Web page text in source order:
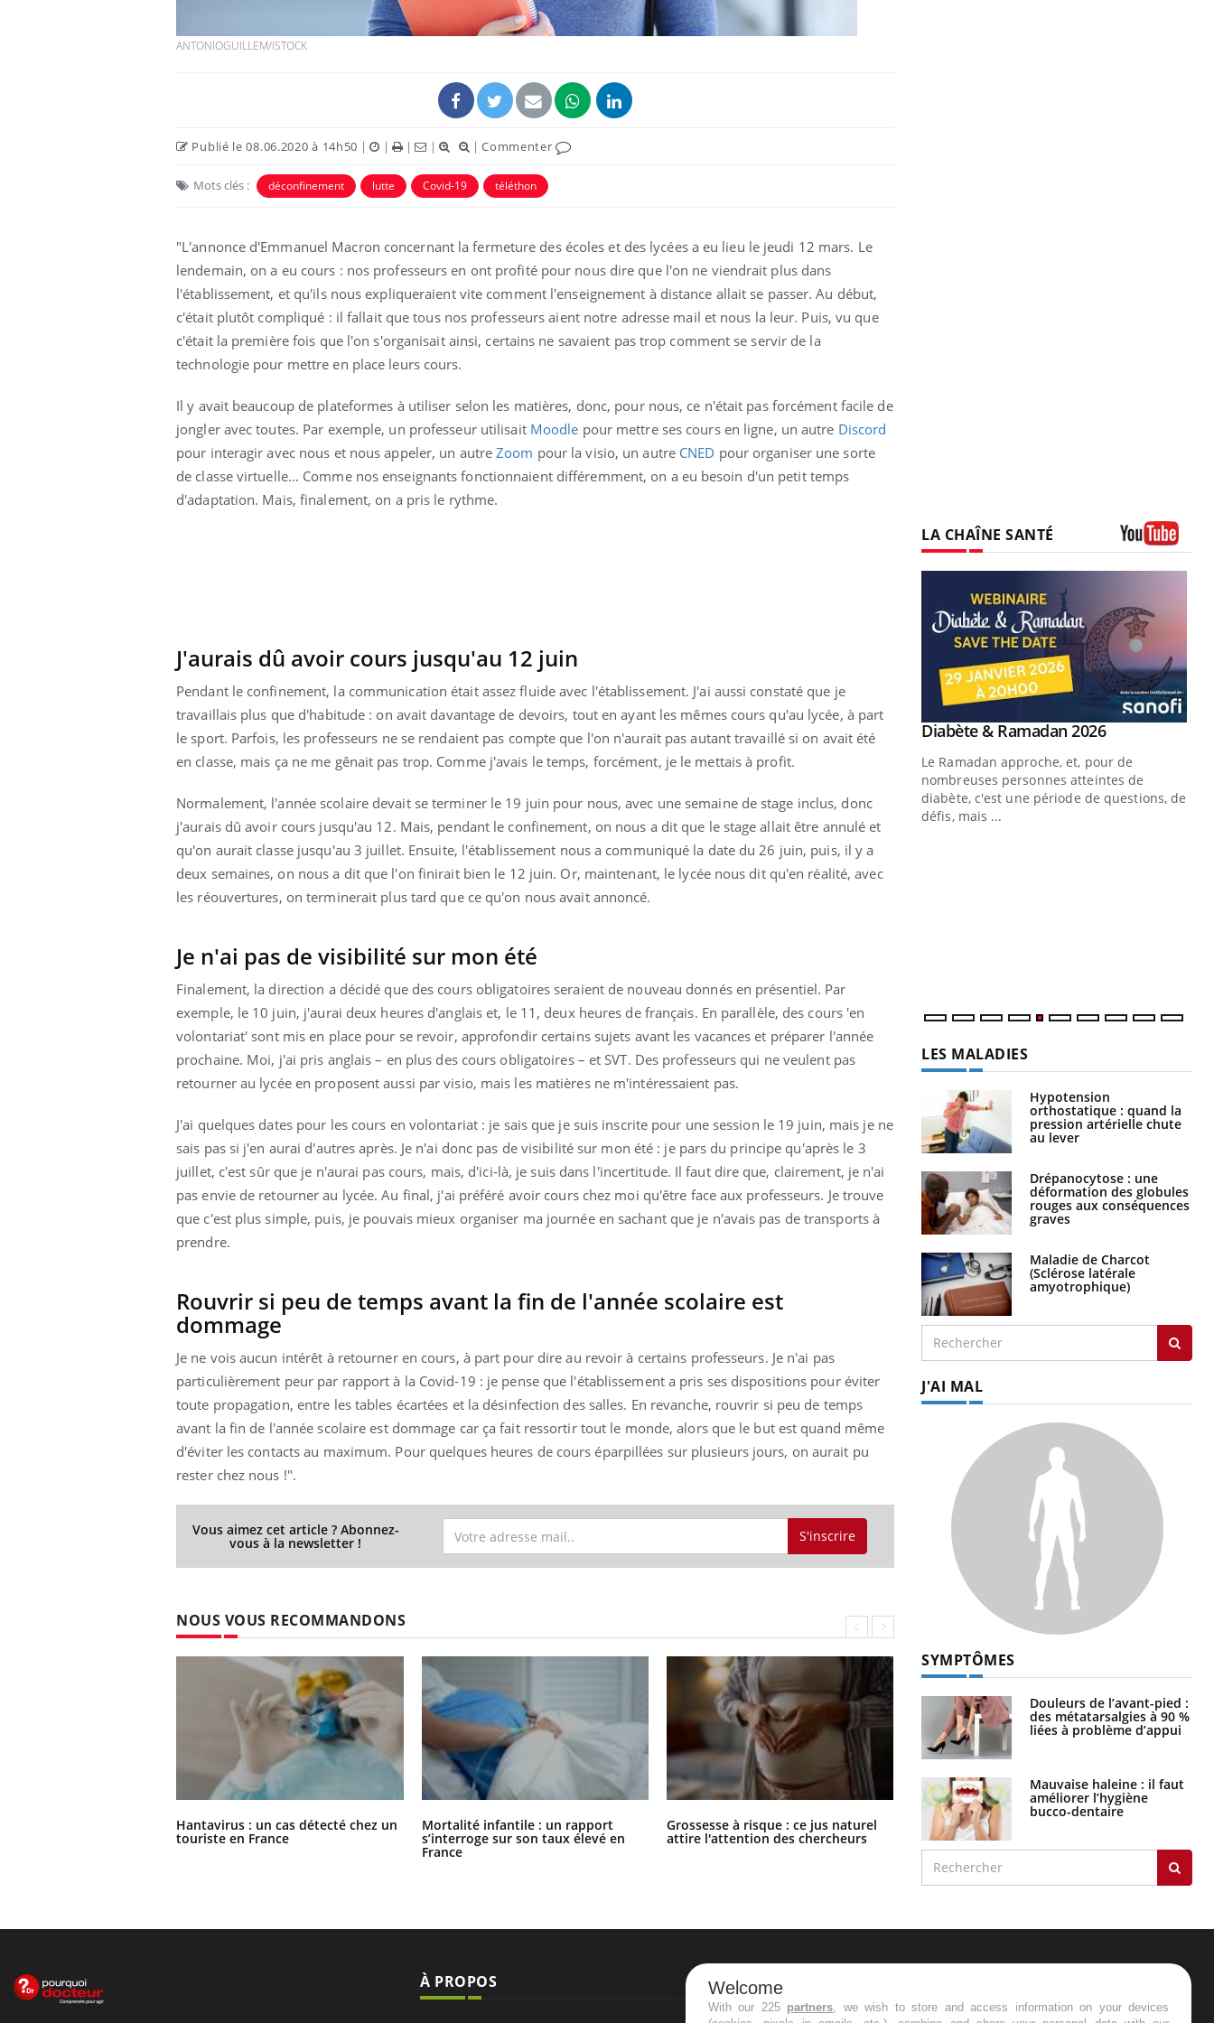
ANTONIOGUILLEM/ISTOCK
Publié le 08.06.2020 à 14h50 | | | | |Commenter
Mots clés : déconfinement lutte Covid-19 téléthon
"L'annonce d'Emmanuel Macron concernant la fermeture des écoles et des lycées a eu lieu le jeudi 12 mars. Le
lendemain, on a eu cours : nos professeurs en ont profité pour nous dire que l'on ne viendrait plus dans
l'établissement, et qu'ils nous expliqueraient vite comment l'enseignement à distance allait se passer. Au début,
c'était plutôt compliqué : il fallait que tous nos professeurs aient notre adresse mail et nous la leur. Puis, vu que
c'était la première fois que l'on s'organisait ainsi, certains ne savaient pas trop comment se servir de la
technologie pour mettre en place leurs cours.
Il y avait beaucoup de plateformes à utiliser selon les matières, donc, pour nous, ce n'était pas forcément facile de
jongler avec toutes. Par exemple, un professeur utilisait Moodle pour mettre ses cours en ligne, un autre Discord
pour interagir avec nous et nous appeler, un autreZoom pour la visio, un autre CNED pour organiser une sorte
de classe virtuelle… Comme nos enseignants fonctionnaient différemment, on a eu besoin d'un petit temps
d'adaptation. Mais, finalement, on a pris le rythme.
J'aurais dû avoir cours jusqu'au 12 juin
Pendant le confinement, la communication était assez fluide avec l'établissement. J'ai aussi constaté que je
travaillais plus que d'habitude : on avait davantage de devoirs, tout en ayant les mêmes cours qu'au lycée, à part
le sport. Parfois, les professeurs ne se rendaient pas compte que l'on n'aurait pas autant travaillé si on avait été
en classe, mais ça ne me gênait pas trop. Comme j'avais le temps, forcément, je le mettais à profit.
Normalement, l'année scolaire devait se terminer le 19 juin pour nous, avec une semaine de stage inclus, donc
j'aurais dû avoir cours jusqu'au 12. Mais, pendant le confinement, on nous a dit que le stage allait être annulé et
qu'on aurait classe jusqu'au 3 juillet. Ensuite, l'établissement nous a communiqué la date du 26 juin, puis, il y a
deux semaines, on nous a dit que l'on finirait bien le 12 juin. Or, maintenant, le lycée nous dit qu'en réalité, avec
les réouvertures, on terminerait plus tard que ce qu'on nous avait annoncé.
Je n'ai pas de visibilité sur mon été
Finalement, la direction a décidé que des cours obligatoires seraient de nouveau donnés en présentiel. Par
exemple, le 10 juin, j'aurai deux heures d'anglais et, le 11, deux heures de français. En parallèle, des cours 'en
volontariat' sont mis en place pour se revoir, approfondir certains sujets avant les vacances et préparer l'année
prochaine. Moi, j'ai pris anglais – en plus des cours obligatoires – et SVT. Des professeurs qui ne veulent pas
retourner au lycée en proposent aussi par visio, mais les matières ne m'intéressaient pas.
J'ai quelques dates pour les cours en volontariat : je sais que je suis inscrite pour une session le 19 juin, mais je ne
sais pas si j'en aurai d'autres après. Je n'ai donc pas de visibilité sur mon été : je pars du principe qu'après le 3
juillet, c'est sûr que je n'aurai pas cours, mais, d'ici-là, je suis dans l'incertitude. Il faut dire que, clairement, je n'ai
pas envie de retourner au lycée. Au final, j'ai préféré avoir cours chez moi qu'être face aux professeurs. Je trouve
que c'est plus simple, puis, je pouvais mieux organiser ma journée en sachant que je n'avais pas de transports à
prendre.
Rouvrir si peu de temps avant la fin de l'année scolaire est
dommage
Je ne vois aucun intérêt à retourner en cours, à part pour dire au revoir à certains professeurs. Je n'ai pas
particulièrement peur par rapport à la Covid-19 : je pense que l'établissement a pris ses dispositions pour éviter
toute propagation, entre les tables écartées et la désinfection des salles. En revanche, rouvrir si peu de temps
avant la fin de l'année scolaire est dommage car ça fait ressortir tout le monde, alors que le but est quand même
d'éviter les contacts au maximum. Pour quelques heures de cours éparpillées sur plusieurs jours, on aurait pu
rester chez nous !".
Vous aimez cet article ? Abonnez-
vous à la newsletter ! S'inscrire
NOUS VOUS RECOMMANDONS
Hantavirus : un cas détecté chez un
touriste en France
Mortalité infantile : un rapport
s’interroge sur son taux élevé en
France
Grossesse à risque : ce jus naturel
attire l'attention des chercheurs
Comment oublier les écrans en
vacances ?
LA CHAÎNE SANTÉ
Carence en fer : comprendre pour
Youtube
même alopécie… Les symptômes de la
carence en fer sont multiples ce qui la rend
Insuline & Charge mentale : et si on
osait en parler??Youtube
reste entourée d'idées reçues chez les
patients comme parfois chez les soignants.
Youtube
Eczéma Chronique des Mains : se
préparer pour l’été !Youtube
rythme de vie ! Vacances, plage, piscine,
soleil, activités en plein air… Nos mains
sont ...
Youtube
Diabète & Ramadan 2026Youtube
Le Ramadan approche, et, pour de
nombreuses personnes atteintes de
diabète, c'est une période de questions, de
défis, mais ...
LES MALADIES
Hypotension
orthostatique : quand la
pression artérielle chute
au lever
Drépanocytose : une
déformation des globules
rouges aux conséquences
graves
Maladie de Charcot
(Sclérose latérale
amyotrophique)
J'AI MAL
SYMPTÔMES
Douleurs de l’avant-pied :
des métatarsalgies à 90 %
liées à problème d’appui
Mauvaise haleine : il faut
améliorer l’hygiène
bucco-dentaire
À PROPOS NEWSLETTER
Welcome
With our 225 partners, we wish to store and access information on your devices